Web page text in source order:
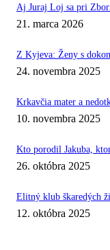
Aj Juraj Loj sa pri
21. marca 2026
Z Kyjeva: Ženy s
24. novembra 2025
Krkavčia mater a
10. novembra 2025
Kto porodil Jakuba,
26. októbra 2025
Elitný klub škaredých
12. októbra 2025